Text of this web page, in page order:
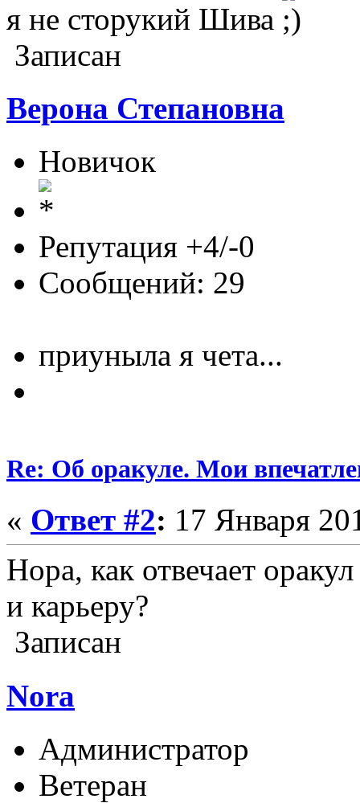
я не сторукий Шива
Записан
Верона Степановна
Новичок
Репутация +4/-0
Сообщений: 29
приуныла я чета...
Re: Об оракуле. Мои
« Ответ #2: 17 Января
Нора, как отвечает
и карьеру?
Записан
Nora
Администратор
Ветеран